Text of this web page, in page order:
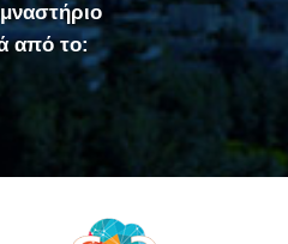
από το: